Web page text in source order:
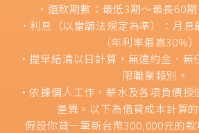
‧還款期數：最低3期～最長60期
‧利息（以當舖法規定為準）：月息
（年利率最高30%
‧提早結清以日計算，無違約金、無
限職業類別。
‧依據個人工作、薪水及各項負債授
差異。以下為借貸成本計算
假設你貸一筆新台幣300,000元的